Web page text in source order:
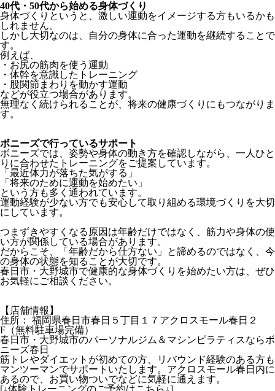
40代・50代から始める身体づくり
身体づくりというと、激しい運動をイメージする方もいるかも
しれません。
しかし大切なのは、自分の身体に合った運動を継続することで
す。
例えば、
・お尻の筋肉を使う運動
・体幹を意識したトレーニング
・股関節まわりを動かす運動
などが役立つ場合があります。
無理なく続けられることが、将来の健康づくりにもつながりま
す。
ボニーズで行っているサポート
ボニーズでは、姿勢や身体の動き方を確認しながら、一人ひと
りに合わせたトレーニングをご提案しています。
「最近体力が落ちた気がする」
「将来のために運動を始めたい」
という方も多く通われています。
運動経験が少ない方でも安心して取り組める環境づくりを大切
にしています。
つまずきやすくなる原因は年齢だけではなく、筋力や身体の使
い方が関係している場合があります。
だからこそ、「年齢だから仕方ない」と諦めるのではなく、今
の身体の状態を知ることが大切です。
春日市・大野城市で健康的な身体づくりを始めたい方は、ぜひ
お気軽にご相談ください。
【店舗情報】
住所： 福岡県春日市春日５丁目１７アクロスモール春日２
F（無料駐車場完備）
春日市・大野城市のパーソナルジム＆マシンピラティスならボ
ニーズ春日
筋トレやダイエットが初めての方、リバウンド経験のある方も
マンツーマンでサポートいたします。アクロスモール春日内に
あるので、お買い物ついでなどに気軽に通えます。
[↓体験トレーニングのご予約はこちら↓]